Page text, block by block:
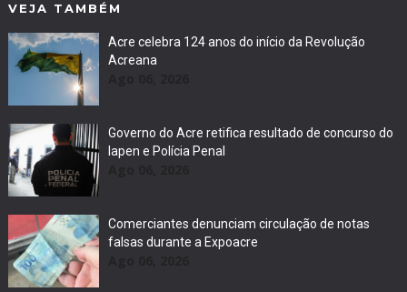
VEJA TAMBÉM
Acre celebra 124 anos do início da Revolução
Acreana
Governo do Acre retifica resultado de concurso do
Iapen e Polícia Penal
Comerciantes denunciam circulação de notas
falsas durante a Expoacre